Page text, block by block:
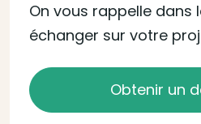
On vous rappelle dans
échanger sur votre
Obtenir un